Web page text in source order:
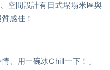
空間設計有日式塌塌米區與
感佳！
、用一碗冰Chill一下！」